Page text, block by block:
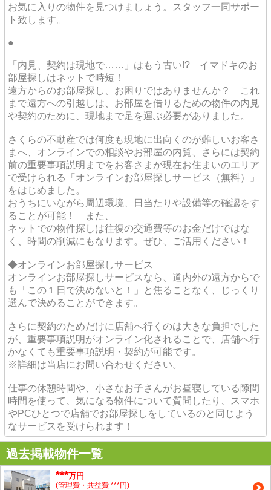
お気に入りの物件を見つけましょう。スタッフ一同サポー
ト致します。
●
「内見、契約は現地で……」はもう古い!? イマドキのお
部屋探しはネットで時短！
遠方からのお部屋探し、お困りではありませんか？ これ
まで遠方への引越しは、お部屋を借りるための物件の内見
や契約のために、現地まで足を運ぶ必要がありました。
さくらの不動産では何度も現地に出向くのが難しいお客さ
まへ、オンラインでの相談やお部屋の内覧、さらには契約
前の重要事項説明までをお客さまが現在お住まいのエリア
で受けられる「オンラインお部屋探しサービス（無料）」
をはじめました。
おうちにいながら周辺環境、日当たりや設備等の確認をす
ることが可能！ また、
ネットでの物件探しは往復の交通費等のお金だけではな
く、時間の削減にもなります。ぜひ、ご活用ください！
◆オンラインお部屋探しサービス
オンラインお部屋探しサービスなら、道内外の遠方からで
も「この１日で決めないと！」と焦ることなく、じっくり
選んで決めることができます。
さらに契約のためだけに店舗へ行くのは大きな負担でした
が、重要事項説明がオンライン化されることで、店舗へ行
かなくても重要事項説明・契約が可能です。
※詳細は当店にお問い合わせください。
仕事の休憩時間や、小さなお子さんがお昼寝している隙間
時間を使って、気になる物件について質問したり、スマホ
やPCひとつで店舗でお部屋探しをしているのと同じよう
なサービスを受けられます！
過去掲載物件一覧
***万円
(管理費・共益費 ***円)